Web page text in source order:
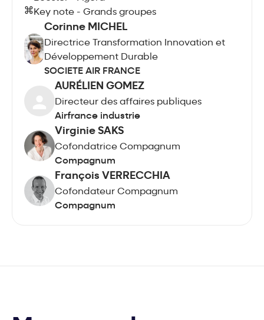
Key note - Grands groupes
Corinne MICHEL
Directrice Transformation Innovation et
Développement Durable
SOCIETE AIR FRANCE
AURÉLIEN GOMEZ
Directeur des affaires publiques
Airfrance industrie
Virginie SAKS
Cofondatrice Compagnum
Compagnum
François VERRECCHIA
Cofondateur Compagnum
Compagnum